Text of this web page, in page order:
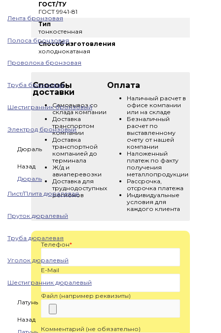
Лента бронзовая
Полоса бронзовая
Проволока бронзовая
Труба бронзовая
Шестигранник бронзовый
Электрод бронзовый
Дюраль
Назад
Дюраль
Лист/Плита дюралевая
Пруток дюралевый
Труба дюралевая
Уголок дюралевый
Шестигранник дюралевый
Латунь
Назад
ГОСТ/ТУ
ГОСТ 9941-81
Тип
тонкостенная
Способ изготовления
холоднокатаная
Способы
доставки
Самовывоз со
склада компании
Доставка
транспортом
компании
Доставка
транспортной
компанией до
терминала
Ж/д и
авиаперевозки
Доставка для
труднодоступных
регионов
Оплата
Наличный расчет в
офисе компании
или на складе
Безналичный
расчет по
выставленному
счету от нашей
компании
Наложенный
платеж по факту
получения
металлопродукции
Рассрочка,
отсрочка платежа
Индивидуальные
условия для
каждого клиента
Телефон*
E-Mail
Файл (например реквизиты)
Комментарий (не обязательно)